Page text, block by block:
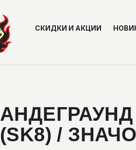
СКИДКИ И АКЦИИ
(SK8) /